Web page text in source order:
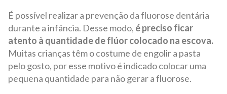
É possível realizar a prevenção da fluorose dentária
durante a infância. Desse modo, é preciso ficar
atento à quantidade de flúor colocado na escova.
Muitas crianças têm o costume de engolir a pasta
pelo gosto, por esse motivo é indicado colocar uma
pequena quantidade para não gerar a fluorose.